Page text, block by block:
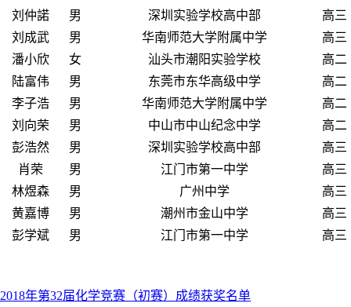
刘仲諾
男 深圳实验学校高中部
高三
刘成武
男 华南师范大学附属中学
高三
潘小欣
女 汕头市潮阳实验学校
高二
陆富伟
男 东莞市东华高级中学
高二
李子浩
男 华南师范大学附属中学
高二
刘向荣
男 中山市中山纪念中学
高二
彭浩然
男 深圳实验学校高中部
高三
肖荣
男 江门市第一中学
高三
林煜森
男 广州中学
高三
黄嘉博
男 潮州市金山中学
高三
彭学斌
男 江门市第一中学 高三
2018年第32届化学竞赛（初赛）成绩获奖名单